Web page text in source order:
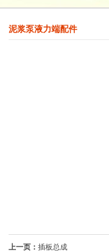
泥浆泵液力端配件
上一页： 插板总成